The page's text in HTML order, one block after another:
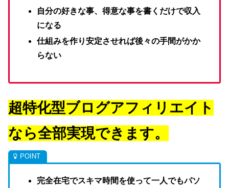
自分の好きな事、得意な事を書くだけで収入
になる
仕組みを作り安定させれば後々の手間がかか
らない
超特化型ブログアフィリエイト
なら全部実現できます。
完全在宅でスキマ時間を使って一人でもパソ